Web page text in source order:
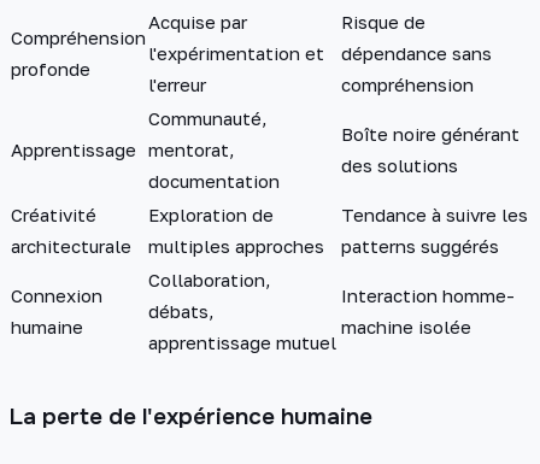
Compréhension
profonde
Acquise par
l'expérimentation et
l'erreur
Risque de
dépendance sans
compréhension
Apprentissage
Communauté,
mentorat,
documentation
Boîte noire générant
des solutions
Créativité
architecturale
Exploration de
multiples approches
Tendance à suivre les
patterns suggérés
Connexion
humaine
Collaboration,
débats,
apprentissage mutuel
Interaction homme-
machine isolée
La perte de l'expérience humaine